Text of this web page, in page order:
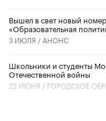
Вышел в свет новый
«Образовательная
3 ИЮЛЯ / АНОНС
Школьники и студенты
Отечественной войны
22 ИЮНЯ / ГОРОДСКОЕ